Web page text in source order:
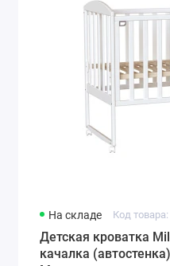
На складе Код товара:
Детская кроватка
качалка